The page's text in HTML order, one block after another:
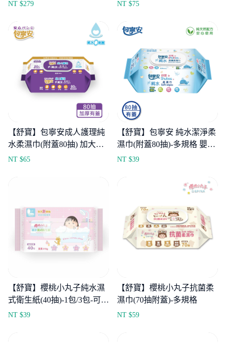
NT $279 NT $75
【舒寶】包寧安成人護理純
水柔濕巾(附蓋80抽) 加大加
厚-多規格 長照適用-1包/3包
NT $65
【舒寶】包寧安 純水潔淨柔
濕巾(附蓋80抽)-多規格 嬰幼
兒、長照適用-1包/5包
NT $39
【舒寶】櫻桃小丸子純水濕
式衛生紙(40抽)-1包/3包-可丟
馬桶
NT $39
【舒寶】櫻桃小丸子抗菌柔
濕巾(70抽附蓋)-多規格
NT $59